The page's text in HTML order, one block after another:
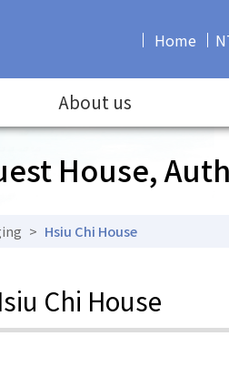
Home
About us
House,
> Hsiu Chi House
Chi House